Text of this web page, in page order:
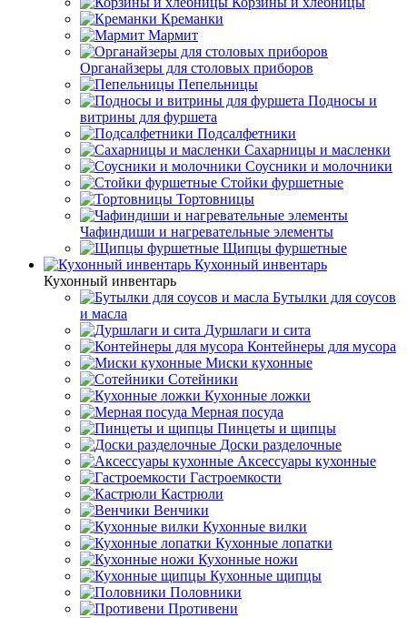
Креманки
Мармит
Органайзеры для столовых приборов
Пепельницы
Подносы и
витрины для фуршета
Подсалфетники
Сахарницы и масленки
Соусники и молочники
Стойки фуршетные
Тортовницы
Чафиндиши и нагревательные элементы
Щипцы фуршетные
Кухонный инвентарь
Кухонный инвентарь
Бутылки для соусов
и масла
Дуршлаги и сита
Контейнеры для мусора
Миски кухонные
Сотейники
Кухонные ложки
Мерная посуда
Пинцеты и щипцы
Доски разделочные
Аксессуары кухонные
Гастроемкости
Кастрюли
Венчики
Кухонные вилки
Кухонные лопатки
Кухонные ножи
Кухонные щипцы
Половники
Противени